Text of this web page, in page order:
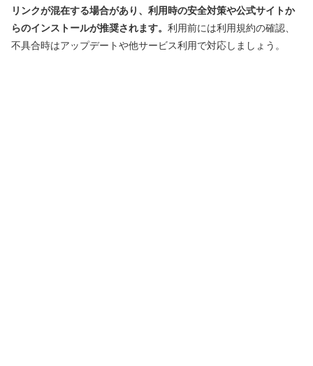
リンクが混在する場合があり、利用時の安全対策や公式サイトか
らのインストールが推奨されます。 利用前には利用規約の確認、
不具合時はアップデートや他サービス利用で対応しましょう。